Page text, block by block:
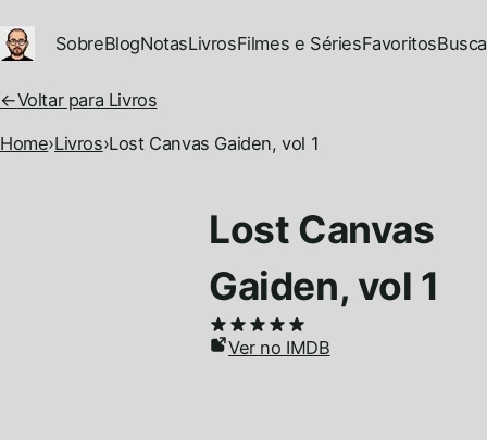
Ir para conteúdo principal
SobreBlogNotasLivrosFilmes e SériesFavoritosBusca
←Voltar para Livros
Home›Livros›Lost Canvas Gaiden, vol 1
Lost Canvas
Gaiden, vol 1
Ver no IMDB